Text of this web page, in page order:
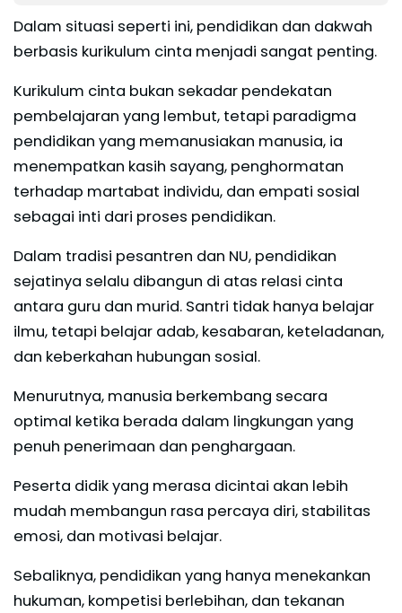
Dalam situasi seperti ini, pendidikan dan dakwah
berbasis kurikulum cinta menjadi sangat penting.
Kurikulum cinta bukan sekadar pendekatan
pembelajaran yang lembut, tetapi paradigma
pendidikan yang memanusiakan manusia, ia
menempatkan kasih sayang, penghormatan
terhadap martabat individu, dan empati sosial
sebagai inti dari proses pendidikan.
Dalam tradisi pesantren dan NU, pendidikan
sejatinya selalu dibangun di atas relasi cinta
antara guru dan murid. Santri tidak hanya belajar
ilmu, tetapi belajar adab, kesabaran, keteladanan,
dan keberkahan hubungan sosial.
Menurutnya, manusia berkembang secara
optimal ketika berada dalam lingkungan yang
penuh penerimaan dan penghargaan.
Peserta didik yang merasa dicintai akan lebih
mudah membangun rasa percaya diri, stabilitas
emosi, dan motivasi belajar.
Sebaliknya, pendidikan yang hanya menekankan
hukuman, kompetisi berlebihan, dan tekanan